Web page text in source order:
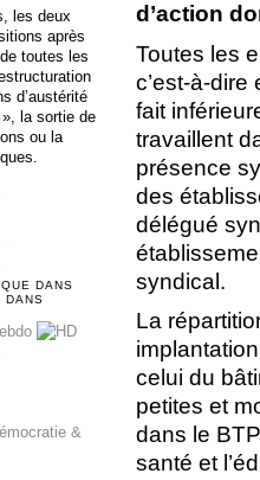
d’action
Toutes les
c’est-à-
fait
travaillent
présence
des
délégué
syndical.
La
celui du
petites et
dans le
santé et
les deux
après
toutes les
d’austérité
», la sortie de
ou la
DANS
DANS
&